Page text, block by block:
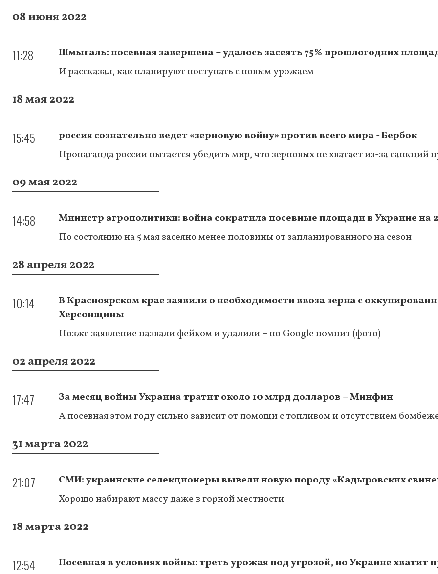
08 июня 2022
11:28
Шмыгаль: посевная завершена – удалось засеять 75% прошлогодних
И рассказал, как планируют поступать с новым урожаем
18 мая 2022
15:45
россия сознательно ведет «зерновую войну» против всего мира - Бербок
Пропаганда россии пытается убедить мир, что зерновых не хватает из-за санкций
09 мая 2022
14:58
Министр агрополитики: война сократила посевные площади в Украине на
По состоянию на 5 мая засеяно менее половины от запланированного на сезон
28 апреля 2022
10:14
В Красноярском крае заявили о необходимости ввоза зерна с
Херсонщины
Позже заявление назвали фейком и удалили – но Google помнит (фото)
02 апреля 2022
17:47
За месяц войны Украина тратит около 10 млрд долларов – Минфин
А посевная этом году сильно зависит от помощи с топливом и отсутствием
31 марта 2022
21:07
СМИ: украинские селекционеры вывели новую породу «Кадыровских
Хорошо набирают массу даже в горной местности
18 марта 2022
12:54
Посевная в условиях войны: треть урожая под угрозой, но Украине хватит